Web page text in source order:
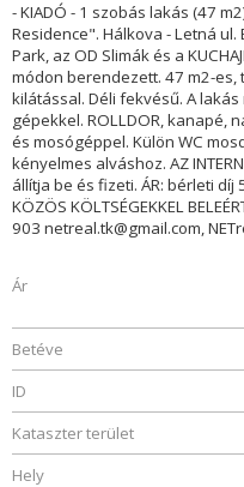
- KIADÓ - 1 szobás lakás (47
Residence". Hálkova - Letná ul.
Park, az OD Slimák és a
módon berendezett. 47 m2-
kilátással. Déli fekvésű. A
gépekkel. ROLLDOR, kanapé,
és mosógéppel. Külön WC
kényelmes alváshoz. AZ
állítja be és fizeti. ÁR: bérleti díj
KÖZÖS KÖLTSÉGEKKEL
903 netreal.tk@gmail.com,
Ár
Betéve
ID
Kataszter terület
Hely